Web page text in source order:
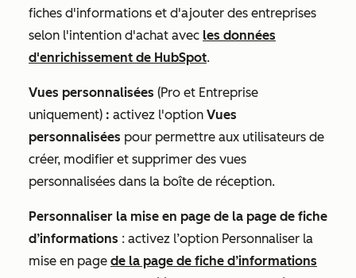
fiches d'informations et d'ajouter des entreprises
selon l'intention d'achat avec les données
d'enrichissement de HubSpot.
Vues personnalisées (Pro et Entreprise
uniquement) : activez l'option Vues
personnalisées pour permettre aux utilisateurs de
créer, modifier et supprimer des vues
personnalisées dans la boîte de réception.
Personnaliser la mise en page de la page de fiche
d’informations : activez l’option Personnaliser la
mise en page de la page de fiche d’informations